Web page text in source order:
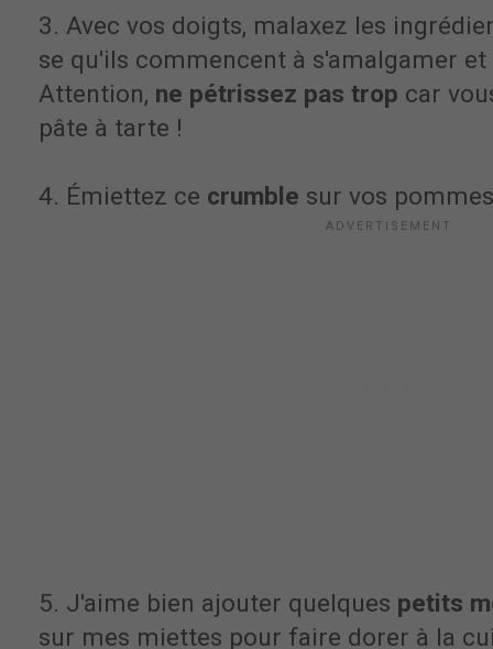
3. Avec vos doigts, malaxez les
se qu'ils commencent à s'amalgamer
Attention, ne pétrissez pas trop car
pâte à tarte !
4. Émiettez ce crumble sur vos
5. J'aime bien ajouter quelques petits
sur mes miettes pour faire dorer à la